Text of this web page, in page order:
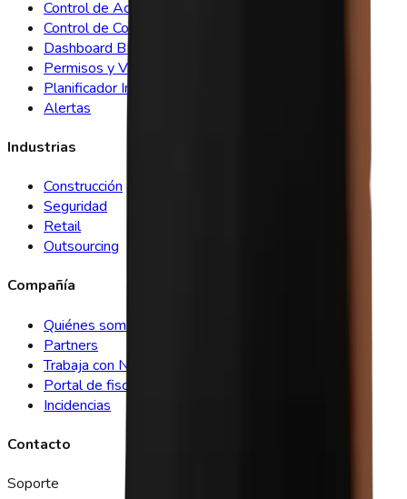
Control de Acceso
Control de Comedor
Dashboard BI
Permisos y Vacaciones
Planificador Inteligente
Alertas
Industrias
Construcción
Seguridad
Retail
Outsourcing
Compañía
Quiénes somos
Partners
Trabaja con Nosotros
Portal de fiscalización
Incidencias
Contacto
Soporte